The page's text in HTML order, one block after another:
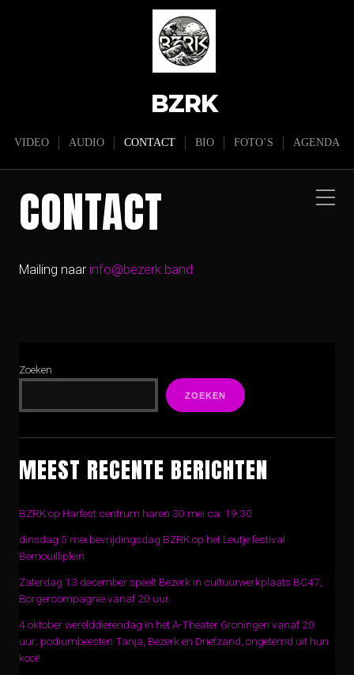
BZRK
VIDEO AUDIO CONTACT BIO FOTO’S AGENDA
CONTACT
Mailing naar info@bezerk.band
Zoeken
ZOEKEN
MEEST RECENTE BERICHTEN
BZRK op Harfest centrum haren 30 mei ca. 19.30
dinsdag 5 mei bevrijdingsdag BZRK op het Leutje festival
Bernouilliplein
Zaterdag 13 december speelt Bezerk in cultuurwerkplaats BC47,
Borgercompagnie vanaf 20 uur.
4 oktober werelddierendag in het A-Theater Groningen vanaf 20
uur: podiumbeesten Tanja, Bezerk en Driefzand, ongetemd uit hun
kooi!